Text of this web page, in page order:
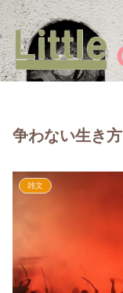
争わない生き方
雑文